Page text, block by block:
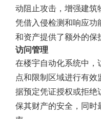
动阻止攻击，增强建筑
凭借入侵检测和响应功
和资产提供了额外的保
访问管理
在楼宇自动化系统中，
点和限制区域进行有
据预定凭证授权或拒绝
保其财产的安全，同时